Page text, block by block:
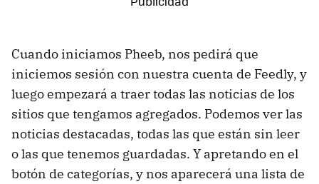
Cuando iniciamos Pheeb, nos pedirá que
iniciemos sesión con nuestra cuenta de Feedly, y
luego empezará a traer todas las noticias de los
sitios que tengamos agregados. Podemos ver las
noticias destacadas, todas las que están sin leer
o las que tenemos guardadas. Y apretando en el
botón de categorías, y nos aparecerá una lista de